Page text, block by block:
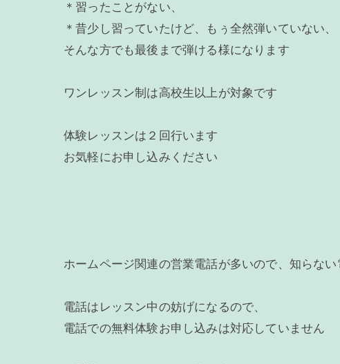
＊習ったことがない、
＊昔少し習っていたけど、もぅ全然弾いていない、
そんな方でも最後まで弾ける様になります
ワンレッスン制は高校生以上が対象です
体験レッスンは２回行います
お気軽にお申し込みください
ホームページ関連の営業電話が多いので、知らな
電話はレッスン中の妨げになるので、
電話での無料体験お申し込みは対応していません